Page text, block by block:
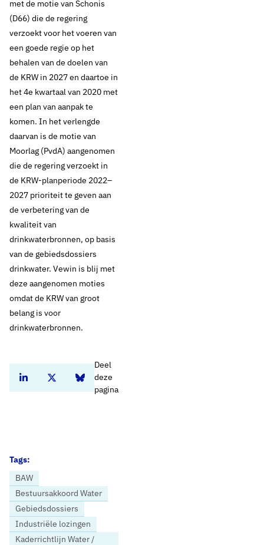
met de motie van Schonis
(D66) die de regering
verzoekt voor het voeren van
een goede regie op het
behalen van de doelen van
de KRW in 2027 en daartoe in
het 4e kwartaal van 2020 met
een plan van aanpak te
komen. In het verlengde
daarvan is de motie van
Moorlag (PvdA) aangenomen
die de regering verzoekt in
de KRW-planperiode 2022–
2027 prioriteit te geven aan
de verbetering van de
kwaliteit van
drinkwaterbronnen, op basis
van de gebiedsdossiers
drinkwater. Vewin is blij met
deze aangenomen moties
omdat de KRW van groot
belang is voor
drinkwaterbronnen.
Deel
deze
pagina
Deel dit artikel op Linkedin
Deel dit artikel op Twitter
Deel dit artikel op Bluesky
Tags:
BAW
Bestuursakkoord Water
Gebiedsdossiers
Industriële lozingen
Kaderrichtlijn Water /